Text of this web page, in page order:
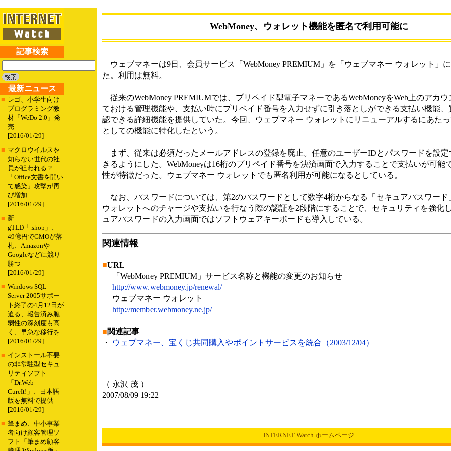
記事検索
最新ニュース
■ レゴ、小学生向け
プログラミング教
材「WeDo 2.0」発
売
[2016/01/29]
■ マクロウイルスを
知らない世代の社
員が狙われる？
「Office文書を開い
て感染」攻撃が再
び増加
[2016/01/29]
■ 新
gTLD「.shop」、
49億円でGMOが落
札、Amazonや
Googleなどに競り
勝つ
[2016/01/29]
■ Windows SQL
Server 2005サポー
ト終了の4月12日が
迫る、報告済み脆
弱性の深刻度も高
く、早急な移行を
[2016/01/29]
■ インストール不要
の非常駐型セキュ
リティソフト
「Dr.Web
CureIt!」、日本語
版を無料で提供
[2016/01/29]
■ 筆まめ、中小事業
者向け顧客管理ソ
フト「筆まめ顧客
WebMoney、ウォレット機能を匿名で利用可能に
ウェブマネーは9日、会員サービス「WebMoney PREMIUM」を「ウェブマネー ウォレット」
た。利用は無料。
従来のWebMoney PREMIUMでは、プリペイド型電子マネーであるWebMoneyをWeb上のアカ
ておける管理機能や、支払い時にプリペイド番号を入力せずに引き落としができる支払い機能、
認できる詳細機能を提供していた。今回、ウェブマネー ウォレットにリニューアルするにあた
としての機能に特化したという。
まず、従来は必須だったメールアドレスの登録を廃止。任意のユーザーIDとパスワードを設
きるようにした。WebMoneyは16桁のプリペイド番号を決済画面で入力することで支払いが可能
性が特徴だった。ウェブマネー ウォレットでも匿名利用が可能になるとしている。
なお、パスワードについては、第2のパスワードとして数字4桁からなる「セキュアパスワード
ウォレットへのチャージや支払いを行なう際の認証を2段階にすることで、セキュリティを強化
ュアパスワードの入力画面ではソフトウェアキーボードも導入している。
関連情報
■URL
「WebMoney PREMIUM」サービス名称と機能の変更のお知らせ
http://www.webmoney.jp/renewal/
ウェブマネー ウォレット
http://member.webmoney.ne.jp/
■関連記事
・
ウェブマネー、宝くじ共同購入やポイントサービスを統合（2003/12/04）
（ 永沢 茂 ）
2007/08/09 19:22
INTERNET Watch ホームページ